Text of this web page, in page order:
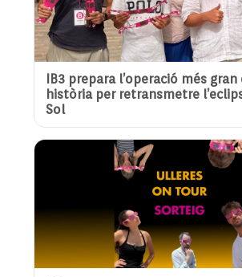
IB3 prepara l’operació més gran
història per retransmetre
Sol